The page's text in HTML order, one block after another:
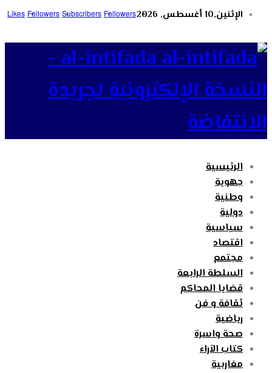
Likes Followers Subscribers Followers الإثنين,10 أغسطس, 2026
al-intifada -
النسخة الإلكترونية لجريدة
الانتفاضة
الرئيسية
جهوية
وطنية
دولية
سياسية
اقتصاد
مجتمع
السلطة الرابعة
قضايا المحاكم
ثقافة و فن
رياضية
صحة واسرة
كتاب الآراء
مغاربية